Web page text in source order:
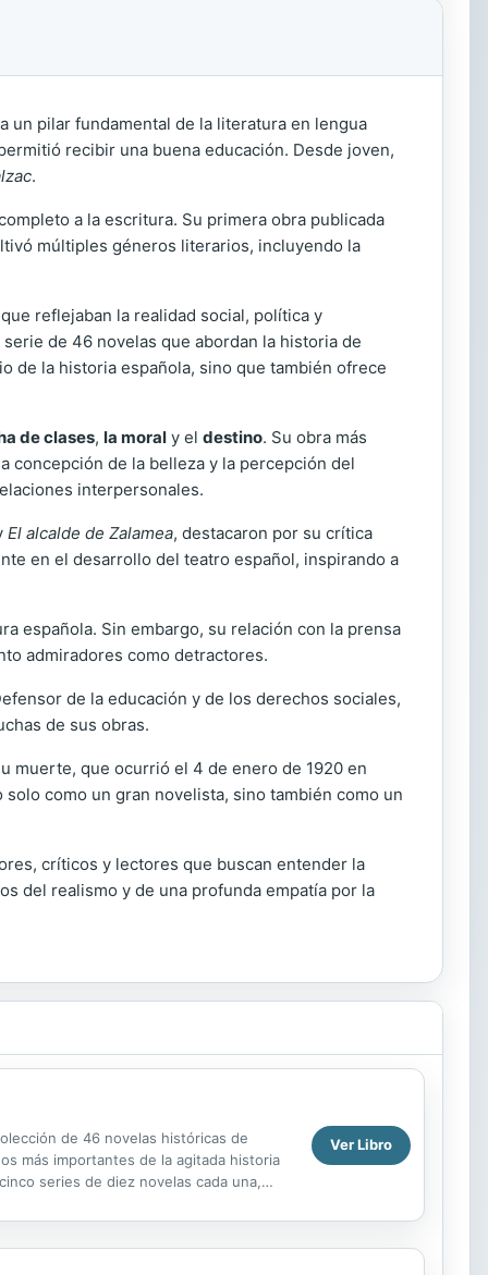
un pilar fundamental de la literatura en lengua
recibir una buena educación. Desde joven,
.
a la escritura. Su primera obra publicada
múltiples géneros literarios, incluyendo la
reflejaban la realidad social, política y
serie de 46 novelas que abordan la historia de
de la historia española, sino que también ofrece
de clases, la moral y el destino. Su obra más
concepción de la belleza y la percepción del
interpersonales.
El alcalde de Zalamea, destacaron por su crítica
en el desarrollo del teatro español, inspirando a
española. Sin embargo, su relación con la prensa
admiradores como detractores.
de la educación y de los derechos sociales,
de sus obras.
muerte, que ocurrió el 4 de enero de 1920 en
como un gran novelista, sino también como un
críticos y lectores que buscan entender la
del realismo y de una profunda empatía por la
de 46 novelas históricas de
más importantes de la agitada historia
series de diez novelas cada una,
Ver Libro